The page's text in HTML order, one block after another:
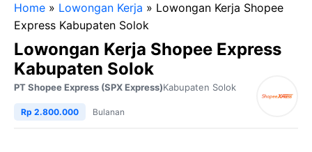
Home » Lowongan Kerja » Lowongan Kerja Shopee
Express Kabupaten Solok
Lowongan Kerja Shopee Express
Kabupaten Solok
PT Shopee Express (SPX Express)Kabupaten Solok
Rp 2.800.000 Bulanan